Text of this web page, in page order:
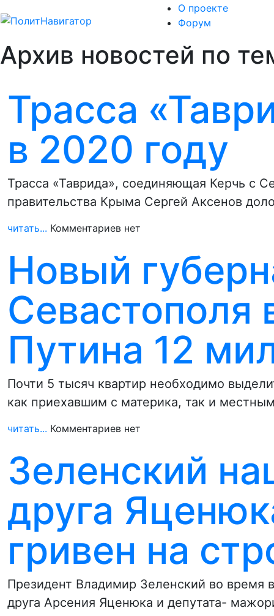
О проекте
Форум
Архив новостей по
Трасса
в 2020 году
Трасса «Таврида», соединяющая Керчь с
правительства Крыма Сергей Аксенов
читать... Комментариев нет
Новый
Севастополя
Путина 12
Почти 5 тысяч квартир необходимо
как приехавшим с материка, так и
читать... Комментариев нет
Зеленский
друга
гривен на
Президент Владимир Зеленский во время
друга Арсения Яценюка и депутата-